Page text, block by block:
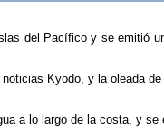
del Pacífico y se emitió
Kyodo, y la oleada
a lo largo de la costa, y